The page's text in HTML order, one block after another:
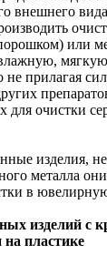
внешнего
или
мягкую
не прилагая
для очистки
изделия,
металла
в
изделий с
пластике